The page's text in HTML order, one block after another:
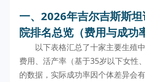
一、2026年吉尔吉斯斯
院排名总览（费用与成功
以下表格汇总了十家主要生殖
费用、活产率（基于35岁以下女性
的数据，实际成功率因个体差异会